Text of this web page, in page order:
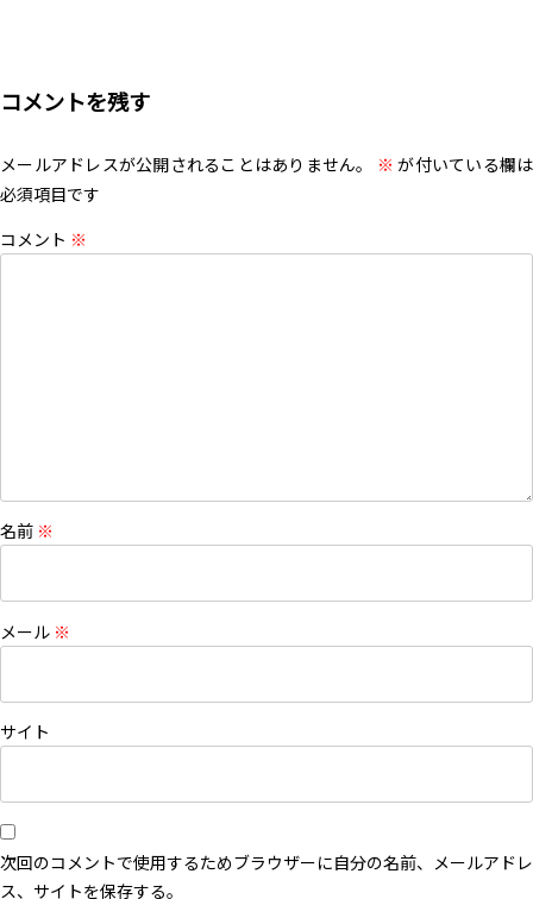
コメントを残す
メールアドレスが公開されることはありません。 ※ が付いている欄は
必須項目です
コメント ※
名前 ※
メール ※
サイト
次回のコメントで使用するためブラウザーに自分の名前、メールアドレ
ス、サイトを保存する。